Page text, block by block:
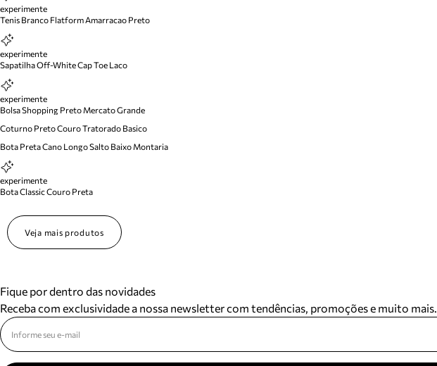
experimente
Tenis Branco Flatform Amarracao Preto
experimente
Sapatilha Off-White Cap Toe Laco
experimente
Bolsa Shopping Preto Mercato Grande
Coturno Preto Couro Tratorado Basico
Bota Preta Cano Longo Salto Baixo Montaria
experimente
Bota Classic Couro Preta
Veja mais produtos
Fique por dentro das novidades
Receba com exclusividade a nossa newsletter com tendências, promoções e muito mais.